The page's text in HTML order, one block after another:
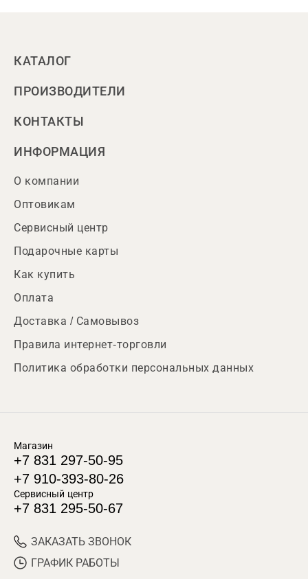
КАТАЛОГ
ПРОИЗВОДИТЕЛИ
КОНТАКТЫ
ИНФОРМАЦИЯ
О компании
Оптовикам
Сервисный центр
Подарочные карты
Как купить
Оплата
Доставка / Самовывоз
Правила интернет-торговли
Политика обработки персональных данных
Магазин
+7 831 297-50-95
+7 910-393-80-26
Сервисный центр
+7 831 295-50-67
ЗАКАЗАТЬ ЗВОНОК
ГРАФИК РАБОТЫ